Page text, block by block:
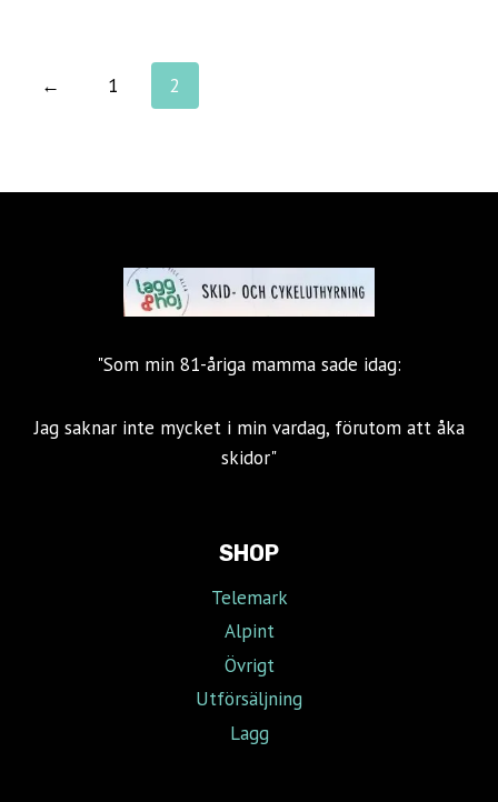
← 1 2
"Som min 81-åriga mamma sade idag:
Jag saknar inte mycket i min vardag, förutom att åka
skidor"
SHOP
Telemark
Alpint
Övrigt
Utförsäljning
Lagg